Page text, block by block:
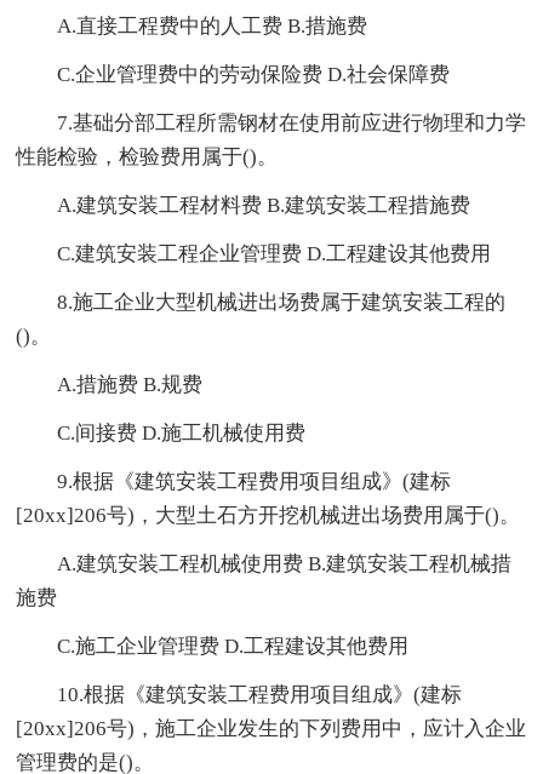
A.直接工程费中的人工费 B.措施费
C.企业管理费中的劳动保险费 D.社会保障费
7.基础分部工程所需钢材在使用前应进行物理和力学
性能检验，检验费用属于()。
A.建筑安装工程材料费 B.建筑安装工程措施费
C.建筑安装工程企业管理费 D.工程建设其他费用
8.施工企业大型机械进出场费属于建筑安装工程的
()。
A.措施费 B.规费
C.间接费 D.施工机械使用费
9.根据《建筑安装工程费用项目组成》(建标
[20xx]206号)，大型土石方开挖机械进出场费用属于()。
A.建筑安装工程机械使用费 B.建筑安装工程机械措
施费
C.施工企业管理费 D.工程建设其他费用
10.根据《建筑安装工程费用项目组成》(建标
[20xx]206号)，施工企业发生的下列费用中，应计入企业
管理费的是()。